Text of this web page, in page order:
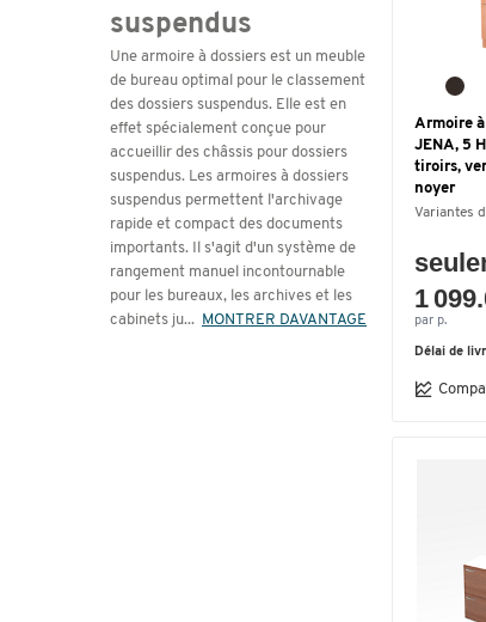
suspendus
Une armoire à dossiers est un meuble
de bureau optimal pour le classement
des dossiers suspendus. Elle est en
effet spécialement conçue pour
accueillir des châssis pour dossiers
suspendus. Les armoires à dossiers
suspendus permettent l'archivage
rapide et compact des documents
importants. Il s'agit d'un système de
rangement manuel incontournable
pour les bureaux, les archives et les
cabinets ju... MONTRER DAVANTAGE
Armoire à
JENA, 5
tiroirs,
noyer
Variantes
1
par p.
Délai de